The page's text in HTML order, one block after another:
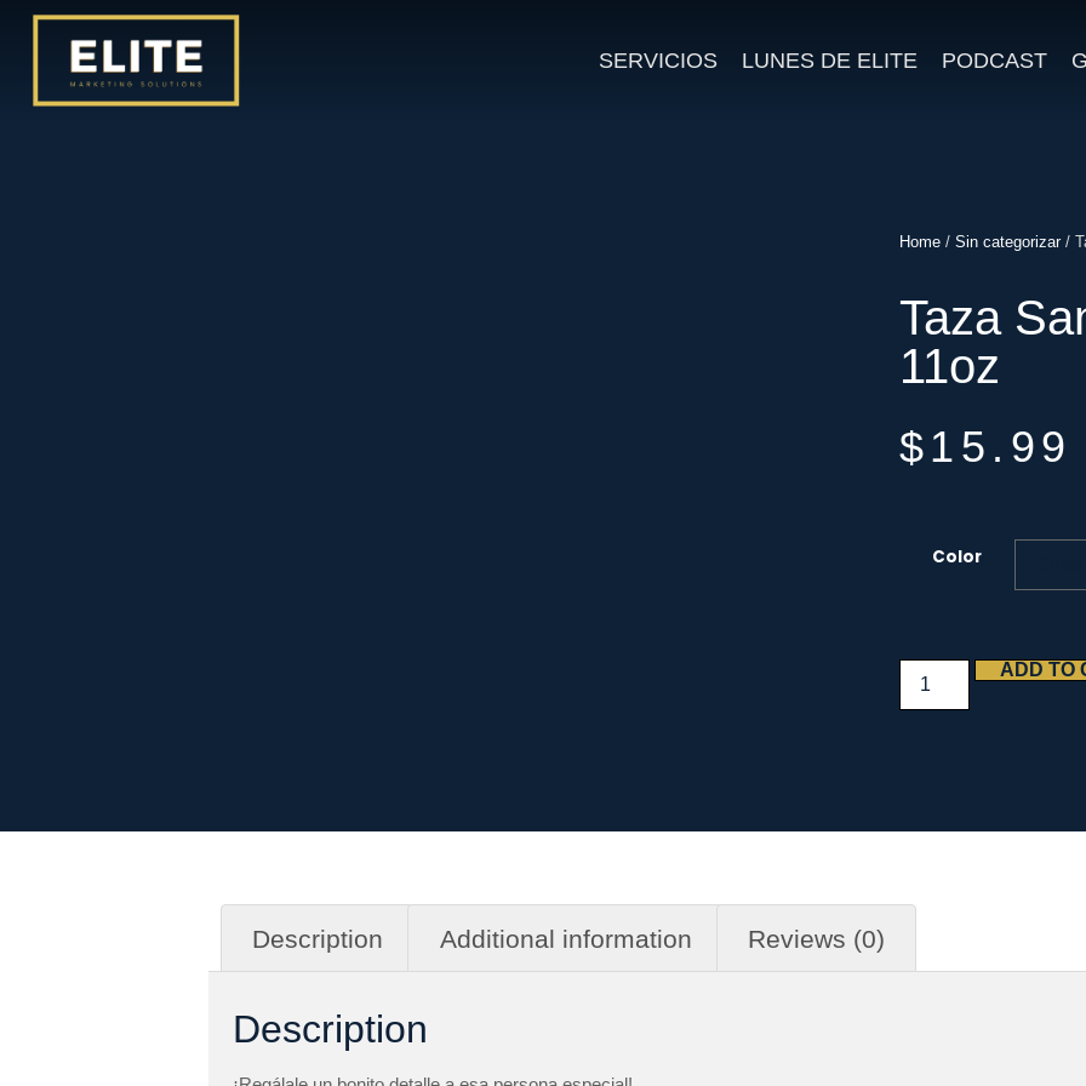
SERVICIOS LUNES DE ELITE PODCAST
Home / Sin categorizar/
Taza
11oz
$15.99
Color
ADD TO
Description Additional information Reviews (0)
Description